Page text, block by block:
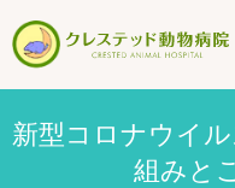
新型コロナウイ
組みと